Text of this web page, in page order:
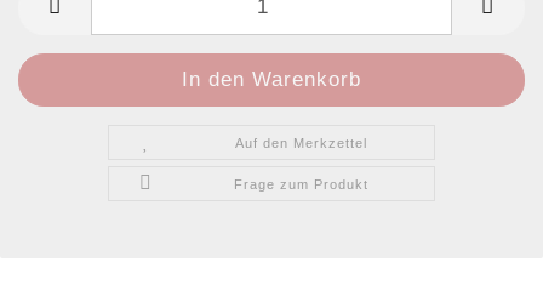
Auf den Merkzettel
Frage zum Produkt